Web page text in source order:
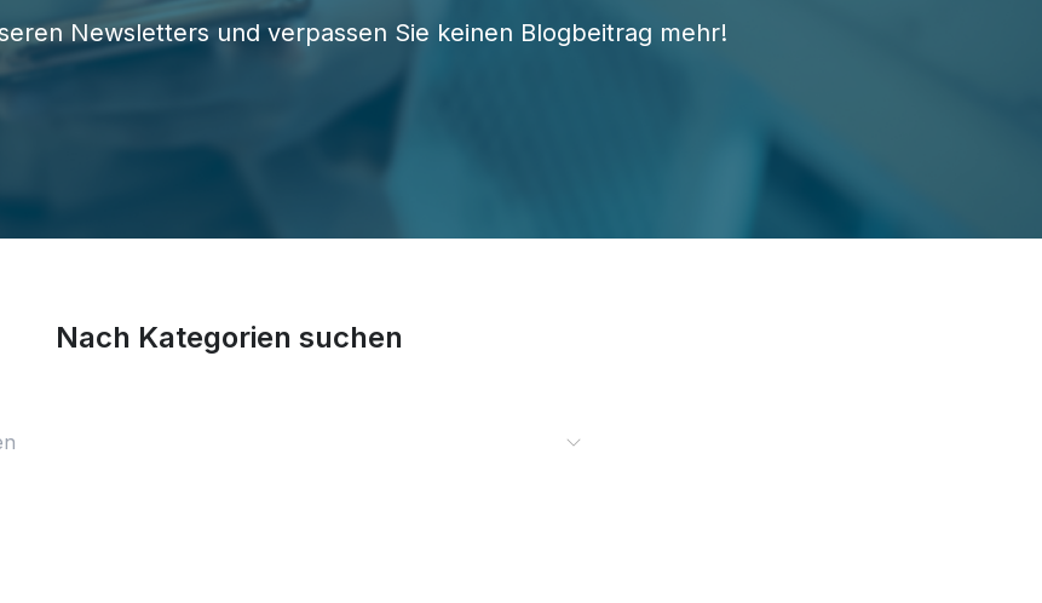
Newsletters und verpassen Sie keinen Blogbeitrag mehr!
Nach Kategorien suchen